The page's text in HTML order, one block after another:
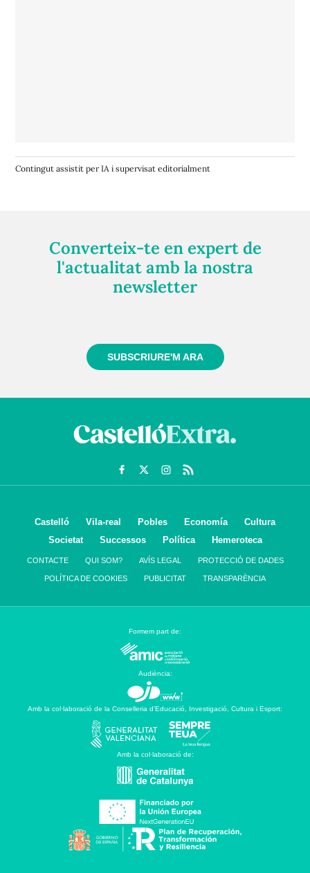
Contingut assistit per IA i supervisat editorialment
Converteix-te en expert de
l'actualitat amb la nostra
newsletter
SUBSCRIURE'M ARA
Castelló Vila-real Pobles Economía
Cultura
Societat
Successos Política Hemeroteca
CONTACTE QUI SOM? AVÍS LEGAL PROTECCIÓ DE DADES
POLÍTICA DE COOKIES PUBLICITAT TRANSPARÈNCIA
Formem part de:
Audiència:
Amb la col·laboració de la Conselleria d’Educació, Investigació, Cultura i Esport:
Amb la col·laboració de: